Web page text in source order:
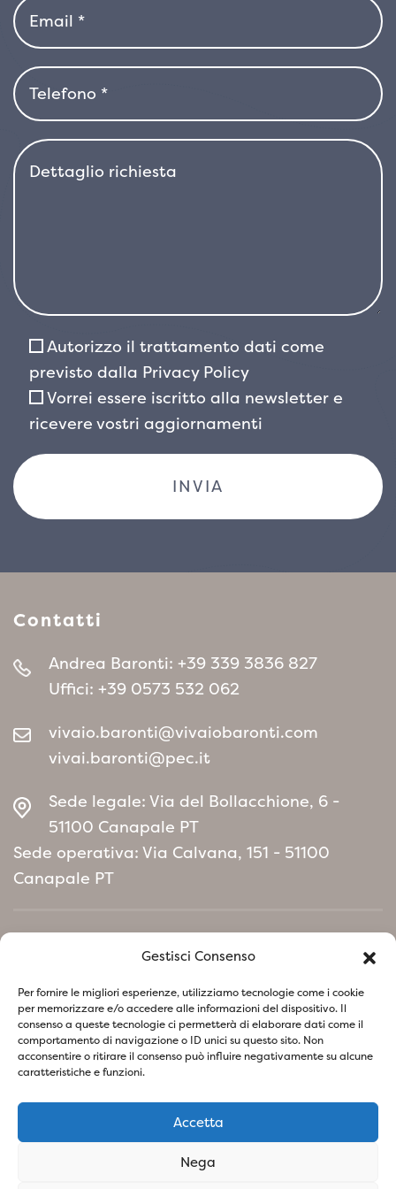
Gestisci Consenso
Per fornire le migliori esperienze, utilizziamo tecnologie come i cookie
per memorizzare e/o accedere alle informazioni del dispositivo. Il
consenso a queste tecnologie ci permetterà di elaborare dati come il
comportamento di navigazione o ID unici su questo sito. Non
acconsentire o ritirare il consenso può influire negativamente su alcune
caratteristiche e funzioni.
Accetta
Nega
Una scelta intelligente e raffinata per chi
desidera un sempreverde bello tutto l’anno,
robusto e versatile, capace di adattarsi a
molteplici usi in giardino senza mai risultare
banale.
Autorizzo il trattamento dati come
previsto dalla Privacy Policy
Vorrei essere iscritto alla newsletter e
ricevere vostri aggiornamenti
Contatti
Andrea Baronti: +39 339 3836 827
Uffici: +39 0573 532 062
vivaio.baronti@vivaiobaronti.com
vivai.baronti@pec.it
Sede legale: Via del Bollacchione, 6 -
51100 Canapale PT
Sede operativa: Via Calvana, 151 - 51100
Canapale PT
Home
Seguici su i nostri social